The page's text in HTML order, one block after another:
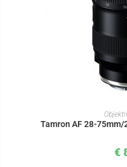
IN DEN
Tamron AF 28-75mm/
€